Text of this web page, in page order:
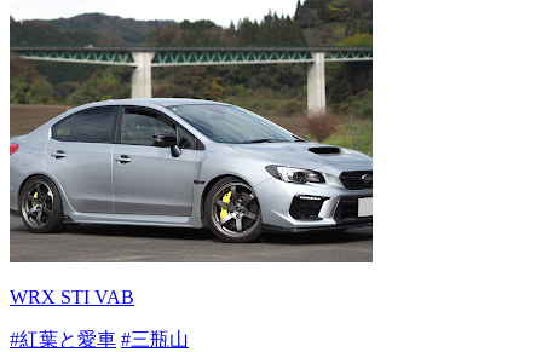
WRX STI VAB
#紅葉と愛車 #三瓶山